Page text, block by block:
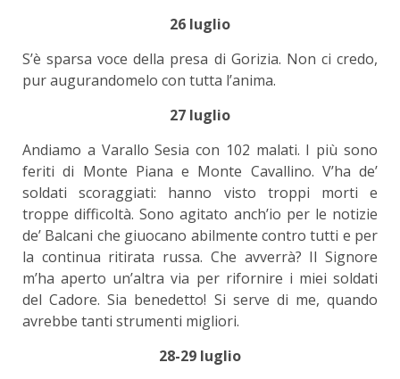
26 luglio
S’è sparsa voce della presa di Gorizia. Non ci credo,
pur augurandomelo con tutta l’anima.
27 luglio
Andiamo a Varallo Sesia con 102 malati. I più sono
feriti di Monte Piana e Monte Cavallino. V’ha de’
soldati scoraggiati: hanno visto troppi morti e
troppe difficoltà. Sono agitato anch’io per le notizie
de’ Balcani che giuocano abilmente contro tutti e per
la continua ritirata russa. Che avverrà? Il Signore
m’ha aperto un’altra via per rifornire i miei soldati
del Cadore. Sia benedetto! Si serve di me, quando
avrebbe tanti strumenti migliori.
28-29 luglio